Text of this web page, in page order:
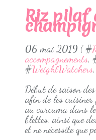
Riz pilaf
06 mai 2019 ( #
accompagnements,
#WeightWatchers
Début de saison
afin de les
au curcuma dans
blettes, ainsi que
et ne nécessite que